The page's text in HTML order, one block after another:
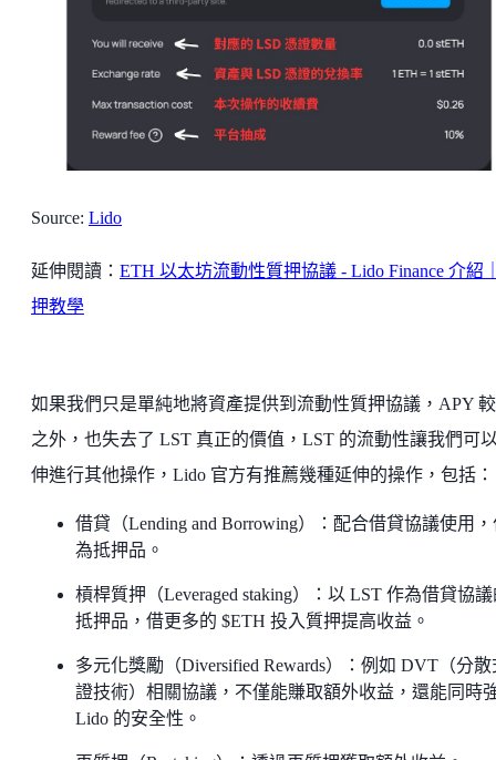
Source: Lido
延伸閱讀： ETH 以太坊流動性質押協議 - Lido Finance 介紹
押教學
如果我們只是單純地將資產提供到流動性質押協議，APY
之外，也失去了 LST 真正的價值，LST 的流動性讓我們可
伸進行其他操作，Lido 官方有推薦幾種延伸的操作，包括：
借貸（Lending and Borrowing）：配合借貸協議使用
為抵押品。
槓桿質押（Leveraged staking）：以 LST 作為借貸協
抵押品，借更多的 $ETH 投入質押提高收益。
多元化獎勵（Diversified Rewards）：例如 DVT（分
證技術）相關協議，不僅能賺取額外收益，還能同時
Lido 的安全性。